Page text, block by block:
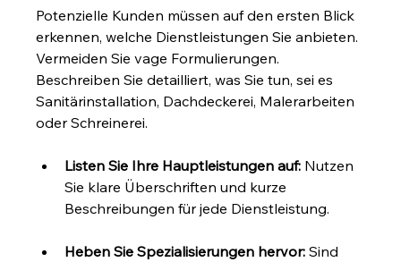
Potenzielle Kunden müssen auf den ersten Blick
erkennen, welche Dienstleistungen Sie anbieten.
Vermeiden Sie vage Formulierungen.
Beschreiben Sie detailliert, was Sie tun, sei es
Sanitärinstallation, Dachdeckerei, Malerarbeiten
oder Schreinerei.
Listen Sie Ihre Hauptleistungen auf: Nutzen
Sie klare Überschriften und kurze
Beschreibungen für jede Dienstleistung.
Heben Sie Spezialisierungen hervor: Sind